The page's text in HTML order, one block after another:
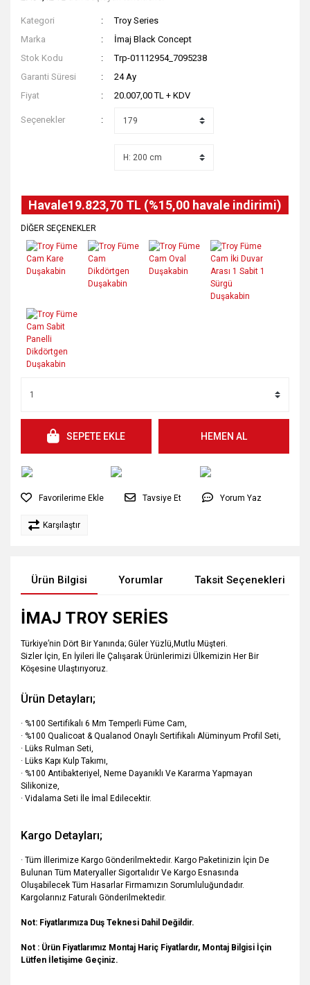
Kategori
Troy Series
Marka
İmaj Black Concept
Stok Kodu
Trp-01112954_7095238
Garanti Süresi
24 Ay
Fiyat
20.007,00 TL + KDV
Seçenekler
Havale19.823,70 TL (%15,00 havale indirimi)
DİĞER SEÇENEKLER
SEPETE EKLE HEMEN AL
Tavsiye Et Yorum Yaz
Karşılaştır
Ürün Bilgisi Yorumlar Taksit Seçenekleri
İMAJ TROY SERİES
Türkiye’nin Dört Bir Yanında; Güler Yüzlü,Mutlu Müşteri.
Sizler İçin, En İyileri İle Çalışarak Ürünlerimizi Ülkemizin Her Bir
Köşesine Ulaştırıyoruz.
Ürün Detayları;
· %100 Sertifikalı 6 Mm Temperli Füme Cam,
· %100 Qualicoat & Qualanod Onaylı Sertifikalı Alüminyum Profil Seti,
· Lüks Rulman Seti,
· Lüks Kapı Kulp Takımı,
· %100 Antibakteriyel, Neme Dayanıklı Ve Kararma Yapmayan
Silikonize,
· Vidalama Seti İle İmal Edilecektir.
Kargo Detayları;
· Tüm İllerimize Kargo Gönderilmektedir. Kargo Paketinizin İçin De
Bulunan Tüm Materyaller Sigortalıdır Ve Kargo Esnasında
Oluşabilecek Tüm Hasarlar Firmamızın Sorumluluğundadır.
Kargolarınız Faturalı Gönderilmektedir.
Not: Fiyatlarımıza Duş Teknesi Dahil Değildir.
Not : Ürün Fiyatlarımız Montaj Hariç Fiyatlardır, Montaj Bilgisi İçin
Lütfen İletişime Geçiniz.